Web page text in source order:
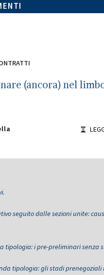
(ancora) nel
seguito dalle sezioni unite:
tipologia: i pre-preliminari senza
tipologia: gli stadi